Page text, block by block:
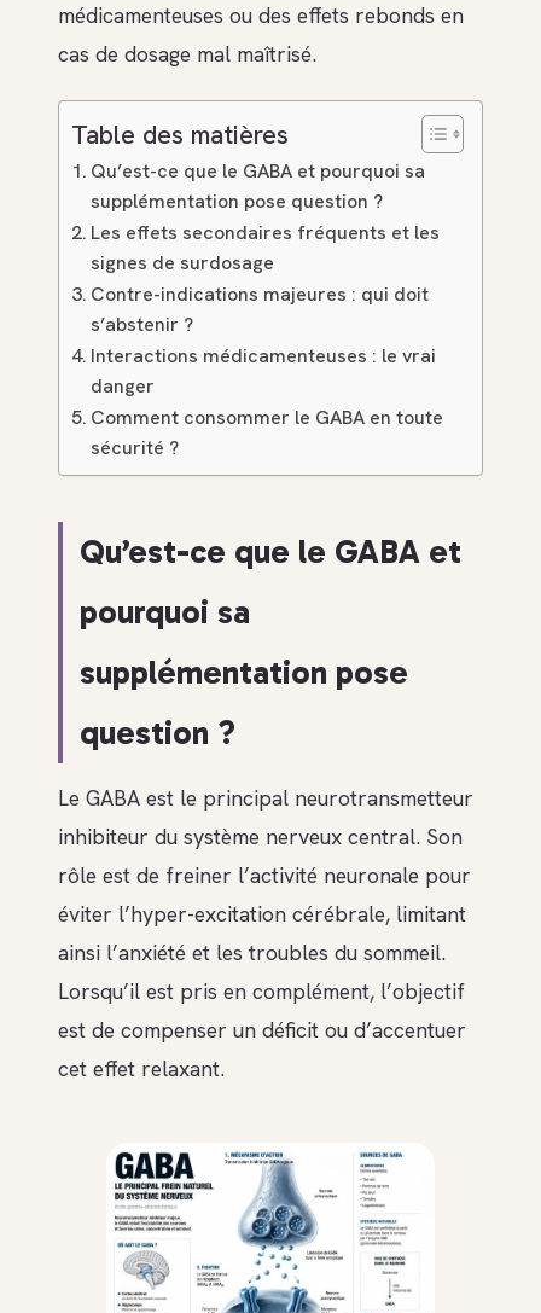
médicamenteuses ou des effets rebonds en
cas de dosage mal maîtrisé.
Table des matières
Qu’est-ce que le GABA et pourquoi sa
supplémentation pose question ?
Les effets secondaires fréquents et les
signes de surdosage
Contre-indications majeures : qui doit
s’abstenir ?
Interactions médicamenteuses : le vrai
danger
Comment consommer le GABA en toute
sécurité ?
Qu’est-ce que le GABA et
pourquoi sa
supplémentation pose
question ?
Le GABA est le principal neurotransmetteur
inhibiteur du système nerveux central. Son
rôle est de freiner l’activité neuronale pour
éviter l’hyper-excitation cérébrale, limitant
ainsi l’anxiété et les troubles du sommeil.
Lorsqu’il est pris en complément, l’objectif
est de compenser un déficit ou d’accentuer
cet effet relaxant.